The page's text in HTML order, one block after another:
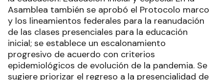
Asamblea también se aprobó el Protocolo marco
y los lineamientos federales para la reanudación
de las clases presenciales para la educación
inicial; se establece un escalonamiento
progresivo de acuerdo con criterios
epidemiológicos de evolución de la pandemia. Se
sugiere priorizar el regreso a la presencialidad de